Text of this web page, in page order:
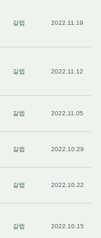
갈렙 2022.11.19
갈렙 2022.11.12
갈렙 2022.11.05
갈렙 2022.10.29
갈렙 2022.10.22
갈렙 2022.10.15